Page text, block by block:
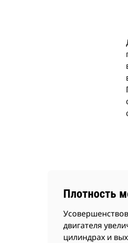
Плотность
двигателя
цилиндрах и